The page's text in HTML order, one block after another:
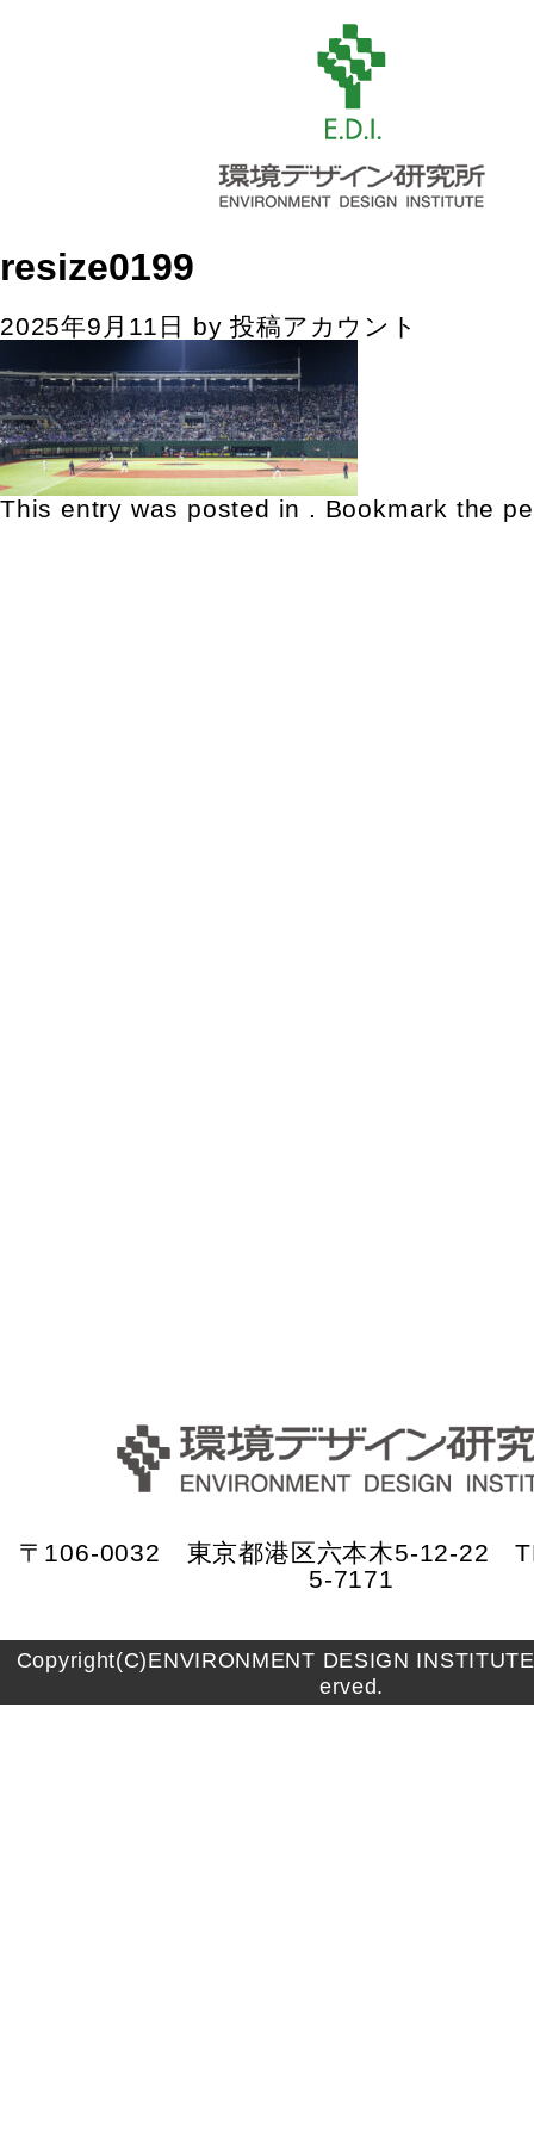
resize0199
2025年9月11日 by投稿アカウント
This entry was posted in . Bookmark the
〒106-0032 東京都港区六本木5-12-22
5-7171
Copyright(C)ENVIRONMENT DESIGN
erved.